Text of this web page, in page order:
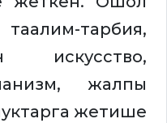
тарбия,
искусство,
жалпы
жетише